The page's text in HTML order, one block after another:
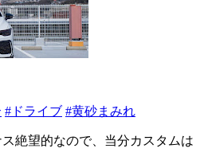
#ドライブ #黄砂まみれ
絶望的なので、当分カスタムは